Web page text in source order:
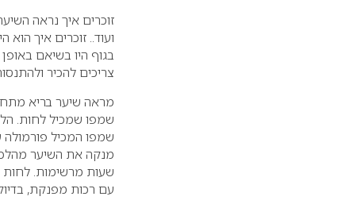
זוכרים איך נראה
ועוד.. זוכרים איך
בגוף היו בשיאם
צריכים להכיר
מראה שיער בריא
שמפו שמכיל לחות.
שמפו המכיל פורמולה
שעות מרשימות. לחות
עם רכות מפנקת,